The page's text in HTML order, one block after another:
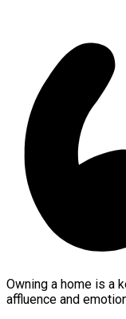
Owning a home is a
affluence and